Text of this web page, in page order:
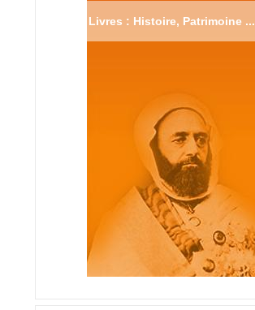
Livres : Histoire, Patrimoine ...